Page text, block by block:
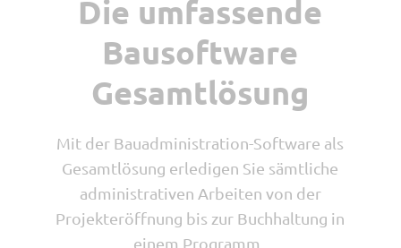
Die umfassende
Bausoftware
Gesamtlösung
Mit der Bauadministration-Software als
Gesamtlösung erledigen Sie sämtliche
administrativen Arbeiten von der
Projekteröffnung bis zur Buchhaltung in
einem Programm.